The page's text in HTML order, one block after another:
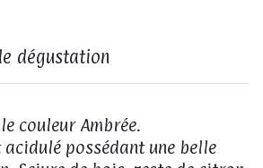
dégustation
couleur Ambrée.
acidulé possédant une belle